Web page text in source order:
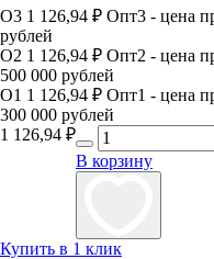
О3 1 126,94 ₽ Опт3 - цена
рублей
О2 1 126,94 ₽ Опт2 - цена
500 000 рублей
О1 1 126,94 ₽ Опт1 - цена
300 000 рублей
1 126,94 ₽
В корзину
Купить в 1 клик